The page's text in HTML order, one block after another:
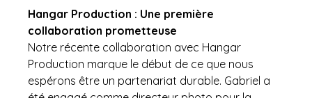
Hangar Production : Une première
collaboration prometteuse
Notre récente collaboration avec Hangar
Production marque le début de ce que nous
espérons être un partenariat durable. Gabriel a